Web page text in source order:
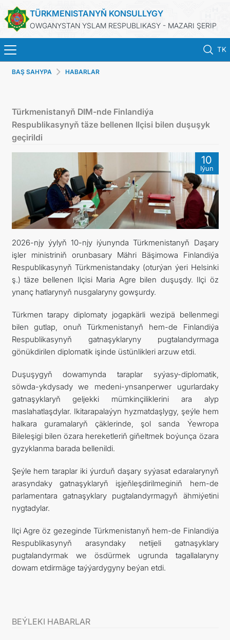
TÜRKMENISTANYŇ KONSULLYGY
OWGANYSTAN YSLAM RESPUBLIKASY - MAZARI ŞERIP
TK
TURKMENISTAN
CONSULAR SERVICES
MFA
CONTACT US
BAŞ SAHYPA HABARLAR
Türkmenistanyň DIM-nde Finlandiýa
Respublikasynyň täze bellenen Ilçisi bilen duşuşyk
geçirildi
10
Iýun
2026-njy ýylyň 10-njy iýunynda Türkmenistanyň Daşary
işler ministriniň orunbasary Mähri Bäşimowa Finlandiýa
Respublikasynyň Türkmenistandaky (oturýan ýeri Helsinki
ş.) täze bellenen Ilçisi Maria Agre bilen duşuşdy. Ilçi öz
ynanç hatlarynyň nusgalaryny gowşurdy.
Türkmen tarapy diplomaty jogapkärli wezipä bellenmegi
bilen gutlap, onuň Türkmenistanyň hem-de Finlandiýa
Respublikasynyň gatnaşyklaryny pugtalandyrmaga
gönükdirilen diplomatik işinde üstünlikleri arzuw etdi.
Duşuşygyň dowamynda taraplar syýasy-diplomatik,
söwda-ykdysady we medeni-ynsanperwer ugurlardaky
gatnaşyklaryň geljekki mümkinçiliklerini ara alyp
maslahatlaşdylar. Ikitarapalaýyn hyzmatdaşlygy, şeýle hem
halkara guramalaryň çäklerinde, şol sanda Ýewropa
Bileleşigi bilen özara hereketleriň giňeltmek boýunça özara
gyzyklanma barada bellenildi.
Şeýle hem taraplar iki ýurduň daşary syýasat edaralarynyň
arasyndaky gatnaşyklaryň işjeňleşdirilmeginiň hem-de
parlamentara gatnaşyklary pugtalandyrmagyň ähmiýetini
nygtadylar.
Ilçi Agre öz gezeginde Türkmenistanyň hem-de Finlandiýa
Respublikasynyň arasyndaky netijeli gatnaşyklary
pugtalandyrmak we ösdürmek ugrunda tagallalaryny
dowam etdirmäge taýýardygyny beýan etdi.
BEÝLEKI HABARLAR